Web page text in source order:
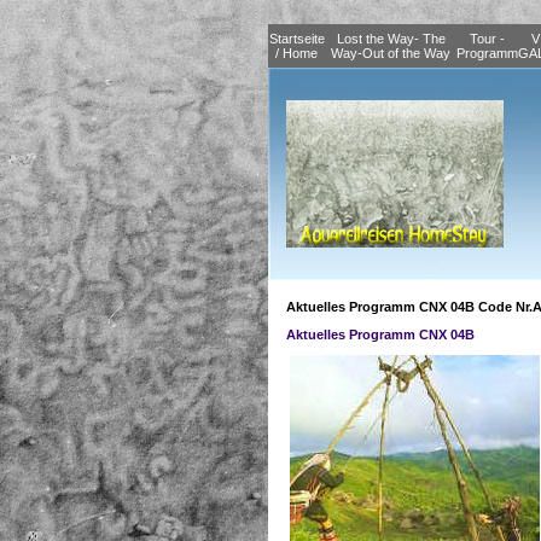
Startseite
/ Home
Lost the Way- The
Way-Out of the Way
Tour -
Programm
Aktuelles Programm CNX 04B Code
Aktuelles Programm CNX 04B